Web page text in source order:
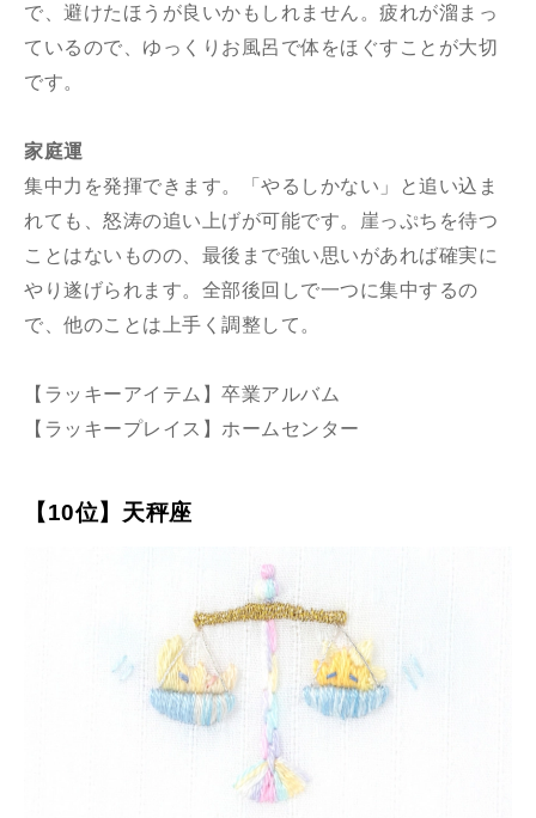
で、避けたほうが良いかもしれません。疲れが溜まっ
ているので、ゆっくりお風呂で体をほぐすことが大切
です。
家庭運
集中力を発揮できます。「やるしかない」と追い込ま
れても、怒涛の追い上げが可能です。崖っぷちを待つ
ことはないものの、最後まで強い思いがあれば確実に
やり遂げられます。全部後回しで一つに集中するの
で、他のことは上手く調整して。
【ラッキーアイテム】卒業アルバム
【ラッキープレイス】ホームセンター
【10位】天秤座